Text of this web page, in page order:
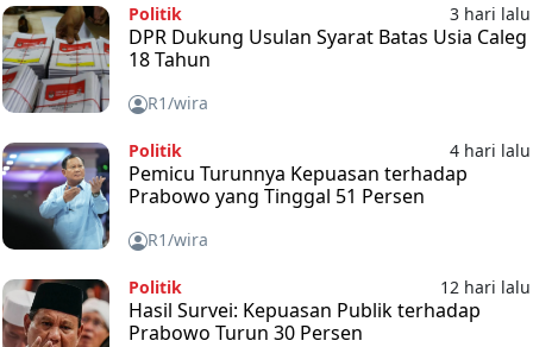
Politik 3 hari lalu
DPR Dukung Usulan Syarat Batas Usia Caleg
18 Tahun
R1/wira
Politik 4 hari lalu
Pemicu Turunnya Kepuasan terhadap
Prabowo yang Tinggal 51 Persen
R1/wira
Politik 12 hari lalu
Hasil Survei: Kepuasan Publik terhadap
Prabowo Turun 30 Persen